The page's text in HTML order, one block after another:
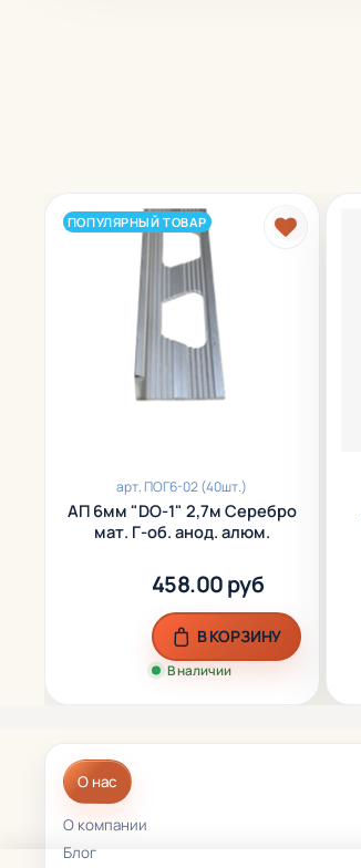
ПОПУЛЯРНЫЙ ТОВАР
арт.ПОГ6-02 (40шт.)
АП 6мм "DO-1" 2,7м Серебро
мат. Г-об. анод. алюм.
458.00 руб
В наличии
В КОРЗИНУ
О нас
О компании
Блог